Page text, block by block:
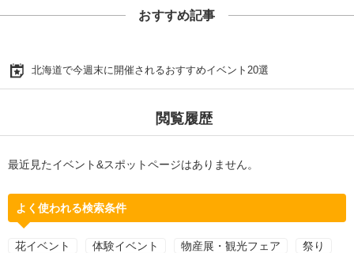
おすすめ記事
北海道で今週末に開催されるおすすめイベント20選
閲覧履歴
最近見たイベント&スポットページはありません。
よく使われる検索条件
花イベント 体験イベント 物産展・観光フェア 祭り